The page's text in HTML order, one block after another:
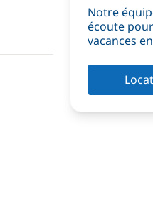
Notre
écoute
vacances